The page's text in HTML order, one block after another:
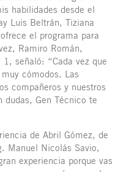
habilidades desde el
Luis Beltrán, Tiziana
el programa para
Ramiro Román,
señaló: “Cada vez que
cómodos. Las
compañeros y nuestros
dudas, Gen Técnico te
de Abril Gómez, de
Manuel Nicolás Savio,
experiencia porque vas